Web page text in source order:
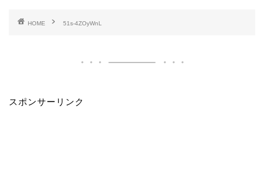
HOME 51s-4ZOyWnL
スポンサーリンク